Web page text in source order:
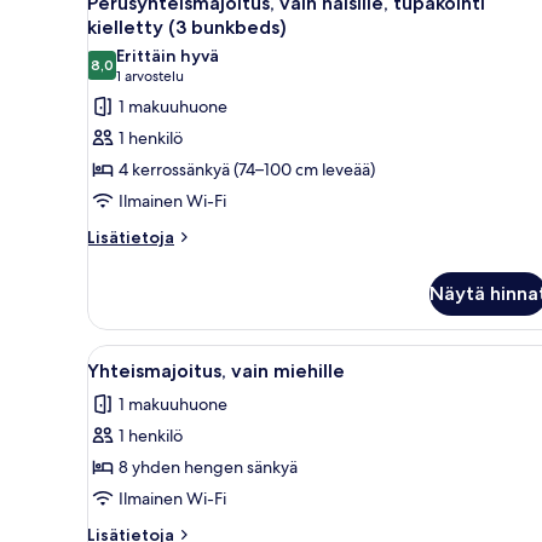
osittainen
valtamerinäköala
kaikki
huonetyypin
Perusyhteismajoitus,
vain
naisille,
tupakointi
kielletty
(3
bunkbeds)
kielletty (3 bunkbeds)
8,08,0 kautta 10
Erittäin hyvä
1 arvostelu
(1
arvostelu)
1 makuuhuone
1 henkilö
4 kerrossänkyä (74–100 cm leveää)
Ilmainen Wi-Fi
Lisätietoja
Lisätietoja
naisille,
tupakointi
kielletty
bunkbeds)
Näytä
Avaa
kaikki
huonetyypin
Yhteismajoitus,
vain
miehille
kuvat
1
Yhteismajoitus, vain miehille
1 makuuhuone
1 henkilö
8 yhden hengen sänkyä
Ilmainen Wi-Fi
Lisätietoja
Lisätietoja